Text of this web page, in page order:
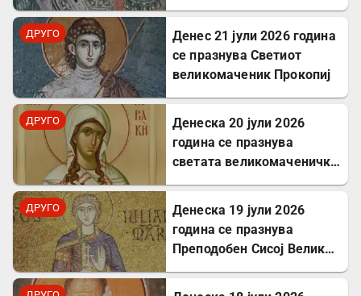
ДРУГО
Денес 21 јули 2026 година
се празнува Светиот
великомаченик Прокопиј
ДРУГО
Денеска 20 јули 2026
година се празнува
светата великомаченичка
ДРУГО
Денеска 19 јули 2026
година се празнува
Преподобен Сисој Велики: